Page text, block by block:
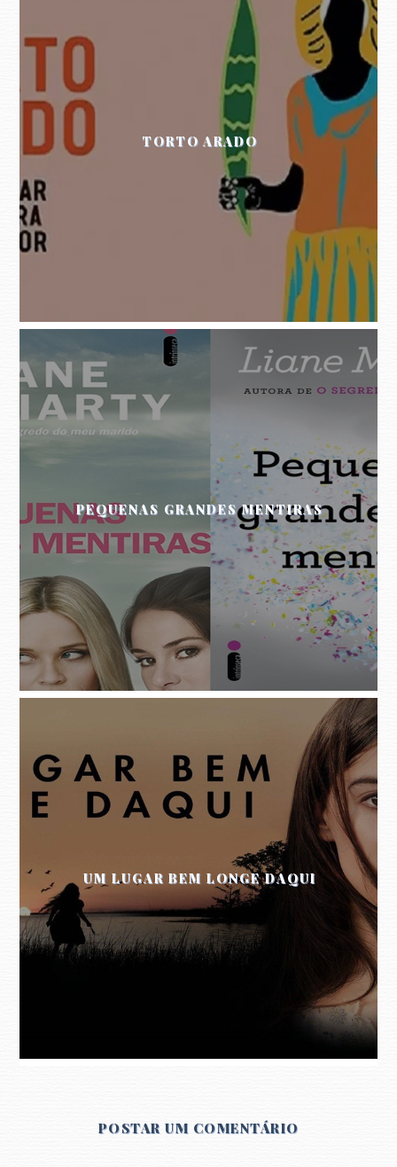
TORTO ARADO
PEQUENAS GRANDES MENTIRAS
UM LUGAR BEM LONGE DAQUI
POSTAR UM COMENTÁRIO